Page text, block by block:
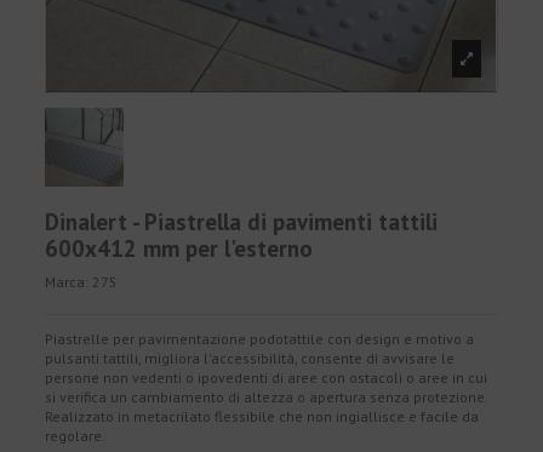
Dinalert - Piastrella di pavimenti tattili
600x412 mm per l'esterno
Marca: 275
Piastrelle per pavimentazione podotattile con design e motivo a
pulsanti tattili, migliora l'accessibilità, consente di avvisare le
persone non vedenti o ipovedenti di aree con ostacoli o aree in cui
si verifica un cambiamento di altezza o apertura senza protezione.
Realizzato in metacrilato flessibile che non ingiallisce e facile da
regolare.